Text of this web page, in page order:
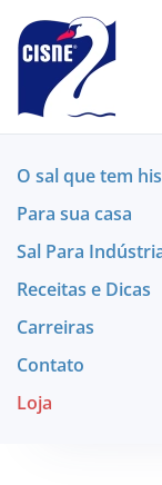
O sal que tem
Para sua casa
Sal Para
Receitas e Dicas
Carreiras
Contato
Loja